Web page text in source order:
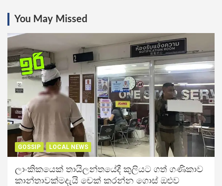
You May Missed
GOSSIP LOCAL NEWS
ලාංකිකයෙක් තායිලන්තයේදී කුලියට ගත් ගණිකාව
කාන්තාවක්මදැයි චෙක් කරන්න ගොස් ඔළුව